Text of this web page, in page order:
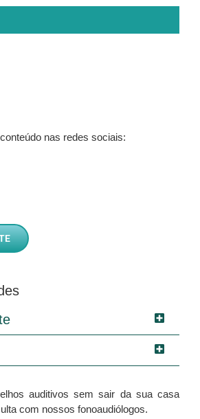
nas redes sociais:
auditivos sem sair da sua casa
com nossos fonoaudiólogos.